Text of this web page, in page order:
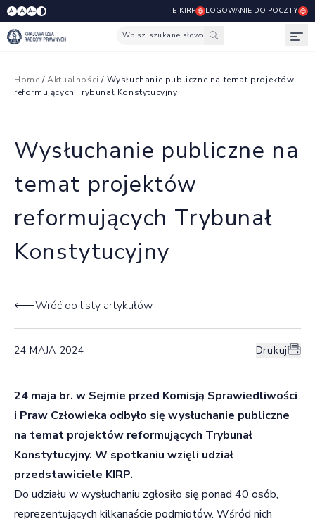
A- A A+ E-KIRP LOGOWANIE DO POCZTY
Wpisz szukane słowo
Home /Aktualności / Wysłuchanie publiczne na temat projektów
reformujących Trybunał Konstytucyjny
Wysłuchanie publiczne na
temat projektów
reformujących Trybunał
Konstytucyjny
Wróć do listy artykułów
24 MAJA 2024 Drukuj
24 maja br. w Sejmie przed Komisją Sprawiedliwości
i Praw Człowieka odbyło się wysłuchanie publiczne
na temat projektów reformujących Trybunał
Konstytucyjny. W spotkaniu wzięli udział
przedstawiciele KIRP.
Do udziału w wysłuchaniu zgłosiło się ponad 40 osób,
reprezentujących kilkanaście podmiotów. Wśród nich